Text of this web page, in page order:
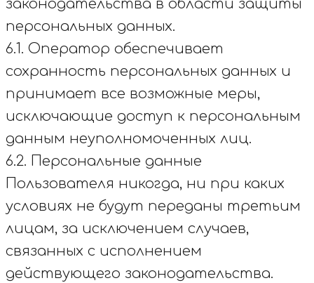
законодательства в области защиты
персональных данных.
6.1. Оператор обеспечивает
сохранность персональных данных и
принимает все возможные меры,
исключающие доступ к персональным
данным неуполномоченных лиц.
6.2. Персональные данные
Пользователя никогда, ни при каких
условиях не будут переданы третьим
лицам, за исключением случаев,
связанных с исполнением
действующего законодательства.